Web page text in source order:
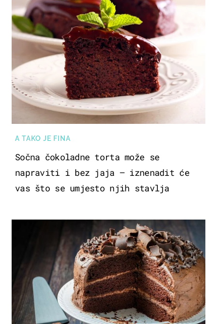
A TAKO JE FINA
Sočna čokoladne torta može se
napraviti i bez jaja – iznenadit će
vas što se umjesto njih stavlja